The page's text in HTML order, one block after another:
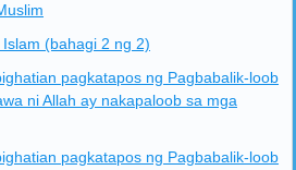
(bahagi 2 ng 2)
pagkatapos ng Pagbabalik-loob
ni Allah ay nakapaloob sa mga
pagkatapos ng Pagbabalik-loob